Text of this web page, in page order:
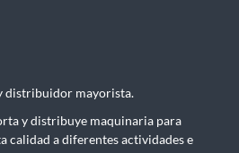
distribuidor mayorista.
y distribuye maquinaria para
calidad a diferentes actividades e